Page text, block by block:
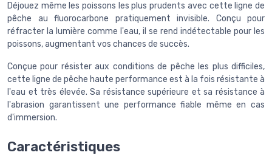
Déjouez même les poissons les plus prudents avec cette ligne de
pêche au fluorocarbone pratiquement invisible. Conçu pour
réfracter la lumière comme l'eau, il se rend indétectable pour les
poissons, augmentant vos chances de succès.
Conçue pour résister aux conditions de pêche les plus difficiles,
cette ligne de pêche haute performance est à la fois résistante à
l'eau et très élevée. Sa résistance supérieure et sa résistance à
l'abrasion garantissent une performance fiable même en cas
d'immersion.
Caractéristiques